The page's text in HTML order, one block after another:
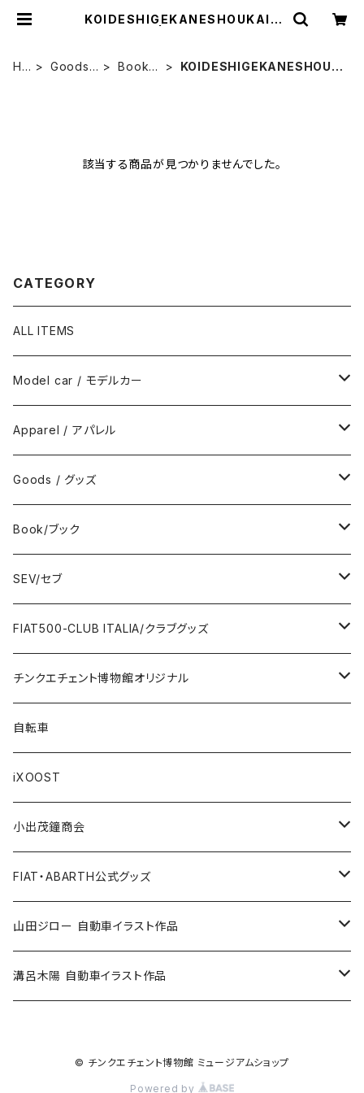
KOIDESHIGEKANESHOUKAI /
HO
Goods /
Book /
KOIDESHIGEKANESHOUK
該当する商品が見つかりませんでした。
CATEGORY
ALL ITEMS
Model car / モデルカー
FIAT
ABARTH
DeAGOSTINI
Giannini
FERRARI
LANCIA
AUTOBIANCHI
Others / その他
Apparel / アパレル
Wear / ウエア
Bag / バッグ
Towel / タオル
Wallet / 財布
Key Case / キーケース
Key Ring / キーリング
Belt / ベルト
Handkerchief / ハンカチ
Cap / キャップ
Others / その他
Accessories / アクセサリー
Goods / グッズ
Sticker / ステッカー
Badge / バッジ
Lunch box / ランチボックス
Flag / フラッグ
Ornament / 置物
Bicycle accessories / 自転車関連
Pen / ペン
Illustration / イラスト
小出茂鐘商会
イラストスタンド
Doll / ドール
Auto parts / カーパーツ
Accessories
Book/ブック
ABARTH/アバルト
KOIDESHIGEKANESHOUKAI/小出茂鐘商会
FIAT500/フィアット500
FIAT/フィアット
Race/レース
Others / その他
SEV/セブ
Automobile/自動車
Health/健康
FIAT500-CLUB ITALIA/クラブグッズ
Bag/バッグ
Sticker/ステッカー
Emblem/エンブレム
Goods／グッズ
Miniature Car／ミニカー
Wear／ウェア
チンクエチェント博物館オリジナル
Sticker / ステッカー
Bag / バッグ
Tshirt / Tシャツ
Pouch / ポーチ
Steel badge / 缶バッジ
ABARTH CLUB MCRT
Apparel / アパレル
自転車
iXOOST
小出茂鐘商会
イラストスタンド
FIAT・ABARTH公式グッズ
Wallet / 財布
Bag / バッグ
山田ジロー 自動車イラスト作品
A3・A2サイズ
溝呂木陽 自動車イラスト作品
© チンクエチェント博物館 ミュージアムショップ
Powered by